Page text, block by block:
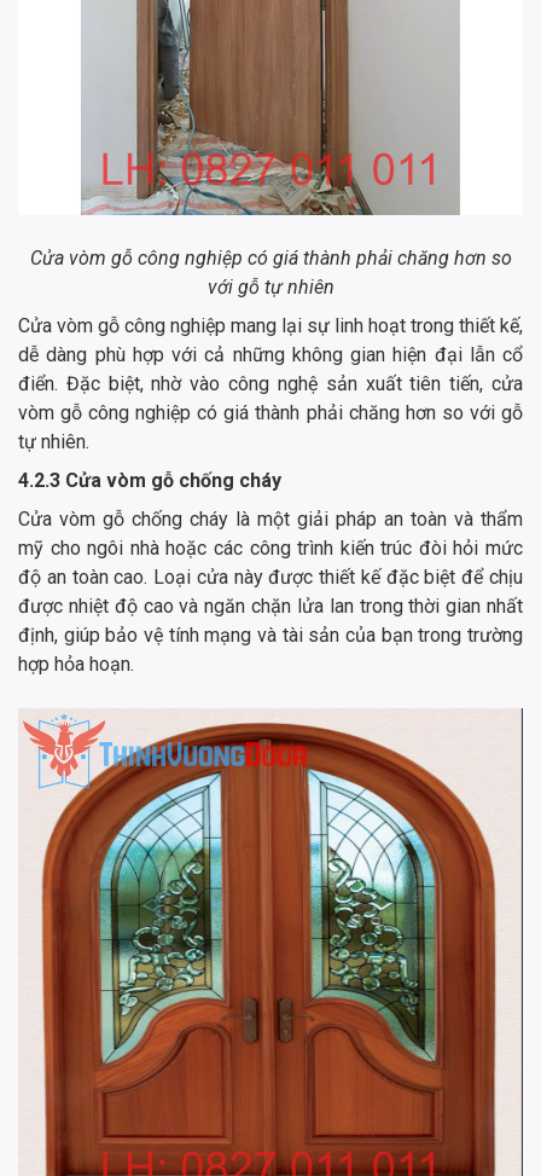
Cửa vòm gỗ công nghiệp có giá thành phải chăng hơn so
với gỗ tự nhiên
Cửa vòm gỗ công nghiệp mang lại sự linh hoạt trong thiết kế,
dễ dàng phù hợp với cả những không gian hiện đại lẫn cổ
điển. Đặc biệt, nhờ vào công nghệ sản xuất tiên tiến, cửa
vòm gỗ công nghiệp có giá thành phải chăng hơn so với gỗ
tự nhiên.
4.2.3 Cửa vòm gỗ chống cháy
Cửa vòm gỗ chống cháy là một giải pháp an toàn và thẩm
mỹ cho ngôi nhà hoặc các công trình kiến trúc đòi hỏi mức
độ an toàn cao. Loại cửa này được thiết kế đặc biệt để chịu
được nhiệt độ cao và ngăn chặn lửa lan trong thời gian nhất
định, giúp bảo vệ tính mạng và tài sản của bạn trong trường
hợp hỏa hoạn.